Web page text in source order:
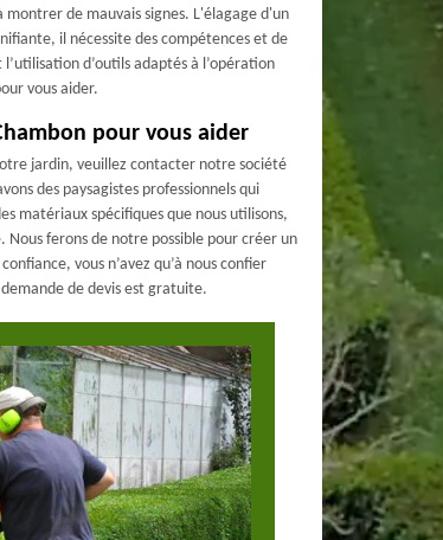
de mauvais signes. L'élagage d'un
il nécessite des compétences et de
d’outils adaptés à l’opération
vous aider.
pour vous aider
jardin, veuillez contacter notre société
des paysagistes professionnels qui
matériaux spécifiques que nous utilisons,
ferons de notre possible pour créer un
vous n’avez qu’à nous confier
de devis est gratuite.